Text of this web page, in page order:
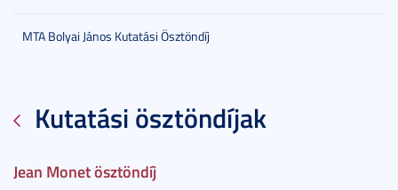
MTA Bolyai János Kutatási Ösztöndíj
Kutatási ösztöndíjak
Jean Monet ösztöndíj